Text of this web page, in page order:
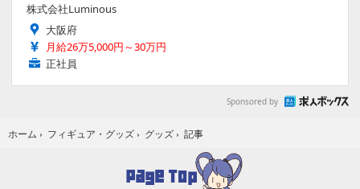
株式会社Luminous
大阪府
月給26万5,000円～30万円
正社員
Sponsored by
ホーム › フィギュア・グッズ › グッズ › 記事